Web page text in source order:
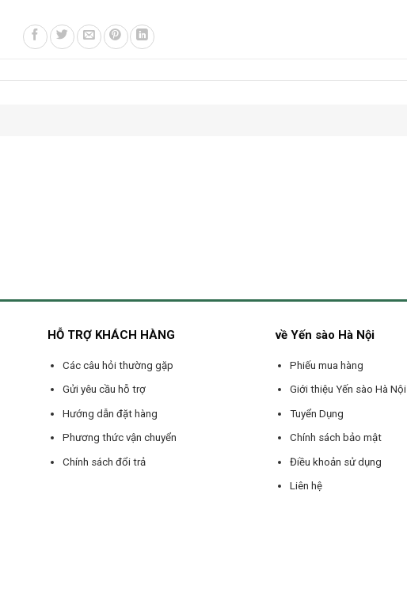
HỖ TRỢ KHÁCH HÀNG
Các câu hỏi thường gặp
Gửi yêu cầu hỗ trợ
Hướng dẫn đặt hàng
Phương thức vận chuyển
Chính sách đổi trả
về Yến sào Hà Nội
Phiếu mua hàng
Giới thiệu Yến sào Hà Nội
Tuyển Dụng
Chính sách bảo mật
Điều khoản sử dụng
Liên hệ